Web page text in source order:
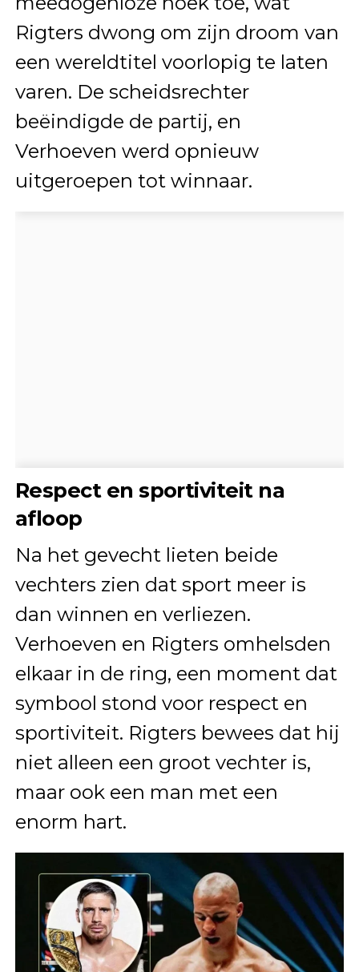
Rigters dwong om zijn droom van
een wereldtitel voorlopig te laten
varen. De scheidsrechter
beëindigde de partij, en
Verhoeven werd opnieuw
uitgeroepen tot winnaar.
Respect en sportiviteit na
afloop
Na het gevecht lieten beide
vechters zien dat sport meer is
dan winnen en verliezen.
Verhoeven en Rigters omhelsden
elkaar in de ring, een moment dat
symbool stond voor respect en
sportiviteit. Rigters bewees dat hij
niet alleen een groot vechter is,
maar ook een man met een
enorm hart.